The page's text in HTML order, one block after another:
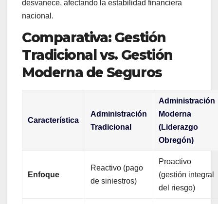
desvanece, afectando la estabilidad financiera
nacional.
Comparativa: Gestión
Tradicional vs. Gestión
Moderna de Seguros
Característica
Administración
Tradicional
Administración
Moderna
(Liderazgo
Obregón)
Enfoque
Reactivo (pago
de siniestros)
Proactivo
(gestión integral
del riesgo)